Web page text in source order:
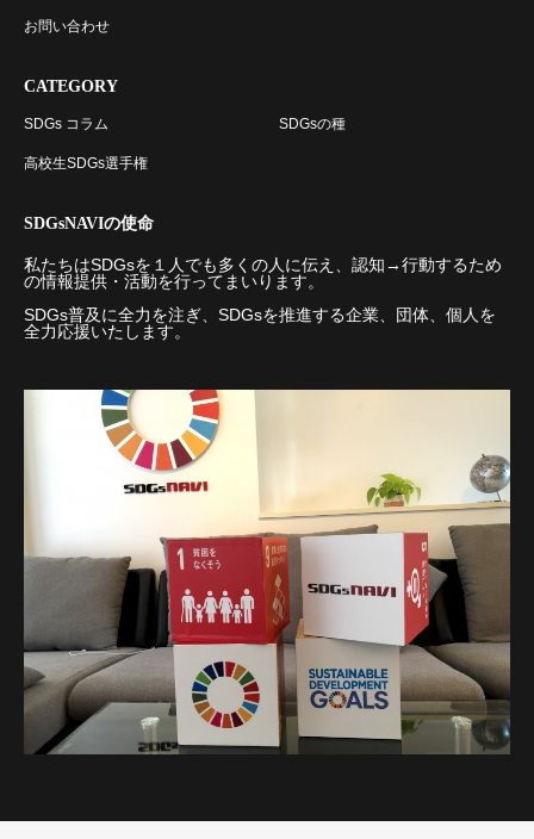
お問い合わせ
CATEGORY
SDGs コラム SDGsの種
高校生SDGs選手権
SDGsNAVIの使命
私たちはSDGsを１人でも多くの人に伝え、認知→行動するため
の情報提供・活動を行ってまいります。
SDGs普及に全力を注ぎ、SDGsを推進する企業、団体、個人を
全力応援いたします。